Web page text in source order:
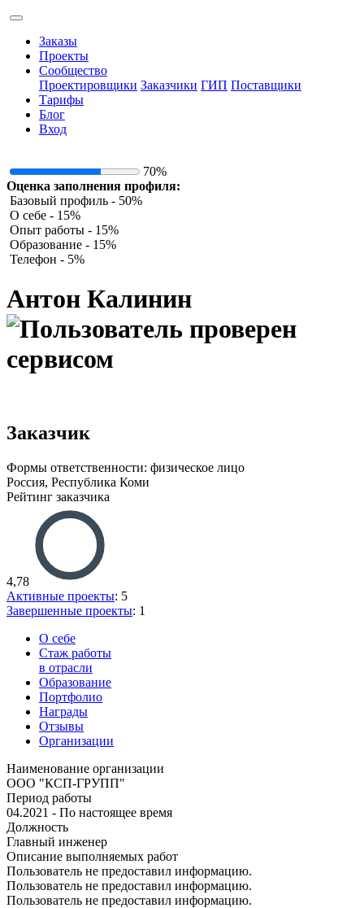
Заказы
Проекты
Сообщество
Проектировщики Заказчики ГИП Поставщики
Тарифы
Блог
Вход
70%
Оценка заполнения профиля:
Базовый профиль - 50%
О себе - 15%
Опыт работы - 15%
Образование - 15%
Телефон - 5%
Антон Калинин
Заказчик
Формы ответственности: физическое лицо
Россия, Республика Коми
Рейтинг заказчика
4,78
Активные проекты: 5
Завершенные проекты: 1
О себе
Стаж работы
в отрасли
Образование
Портфолио
Награды
Отзывы
Организации
Наименование организации
ООО "КСП-ГРУПП"
Период работы
04.2021 - По настоящее время
Должность
Главный инженер
Описание выполняемых работ
Пользователь не предоставил информацию.
Пользователь не предоставил информацию.
Пользователь не предоставил информацию.